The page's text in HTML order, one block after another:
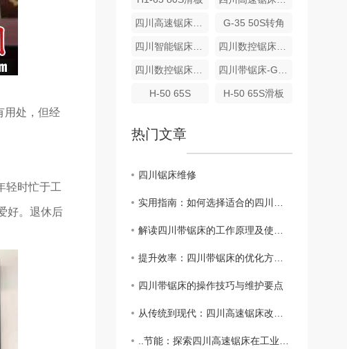
用处，但经
轻时忙于工
好。退休后
四川高速锯床-H1-33 50S G-35 50S转角
四川智能锯床-G-35 45S 四川数控锯床-H-65 80S滑板
四川数控锯床-H-65 80S电动送料 四川带锯床-G-50 60S
H-50 65S H-50 65S滑板
热门文章
四川锯床维修
实用指南：如何选择适合的四川带锯床
解读四川带锯床的工作原理及使用注意事项
提升效率：四川带锯床的优化方案探究
四川带锯床的操作技巧与维护要点
从传统到现代：四川高速锯床改变木工行业面貌
..节能：探索四川高速锯床在工业生产中的作用